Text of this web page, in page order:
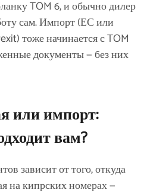
TOM 6, и обычно дилер
сам. Импорт (ЕС или
тоже начинается с TOM
документы — без них
или импорт:
вам?
зависит от того, откуда
на кипрских номерах —